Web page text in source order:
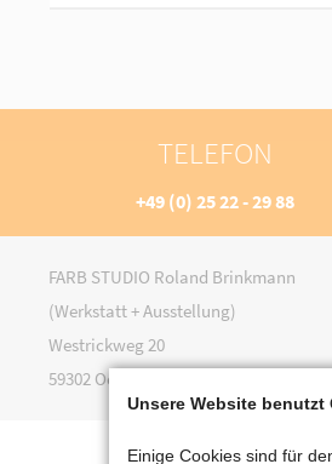
TELEFON
+49 (0) 25 22 - 29 88
FARB STUDIO Roland Brinkmann
(Werkstatt + Ausstellung)
Westrickweg 20
59302 Oelde
Unsere Website benutzt
Einige Cookies sind für